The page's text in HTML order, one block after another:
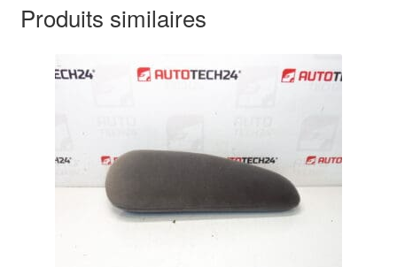
Produits similaires